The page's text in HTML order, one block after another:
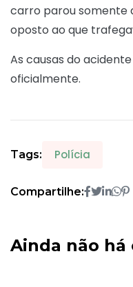
carro parou somente
oposto ao que
As causas do
oficialmente.
Tags: Polícia
Compartilhe:
Ainda não